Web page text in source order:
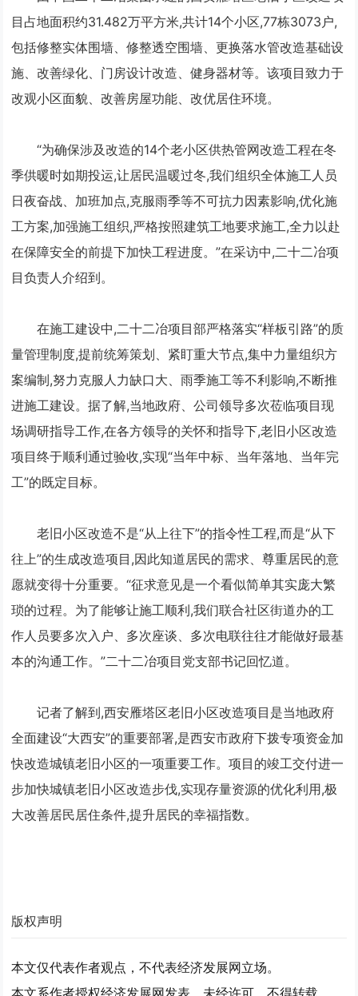
目占地面积约31.482万平方米,共计14个小区,77栋3073户,
包括修整实体围墙、修整透空围墙、更换落水管改造基础设
施、改善绿化、门房设计改造、健身器材等。该项目致力于
改观小区面貌、改善房屋功能、改优居住环境。
“为确保涉及改造的14个老小区供热管网改造工程在冬
季供暖时如期投运,让居民温暖过冬,我们组织全体施工人员
日夜奋战、加班加点,克服雨季等不可抗力因素影响,优化施
工方案,加强施工组织,严格按照建筑工地要求施工,全力以赴
在保障安全的前提下加快工程进度。”在采访中,二十二冶项
目负责人介绍到。
在施工建设中,二十二冶项目部严格落实“样板引路”的质
量管理制度,提前统筹策划、紧盯重大节点,集中力量组织方
案编制,努力克服人力缺口大、雨季施工等不利影响,不断推
进施工建设。据了解,当地政府、公司领导多次莅临项目现
场调研指导工作,在各方领导的关怀和指导下,老旧小区改造
项目终于顺利通过验收,实现“当年中标、当年落地、当年完
工”的既定目标。
老旧小区改造不是“从上往下”的指令性工程,而是“从下
往上”的生成改造项目,因此知道居民的需求、尊重居民的意
愿就变得十分重要。“征求意见是一个看似简单其实庞大繁
琐的过程。为了能够让施工顺利,我们联合社区街道办的工
作人员要多次入户、多次座谈、多次电联往往才能做好最基
本的沟通工作。”二十二冶项目党支部书记回忆道。
记者了解到,西安雁塔区老旧小区改造项目是当地政府
全面建设“大西安”的重要部署,是西安市政府下拨专项资金加
快改造城镇老旧小区的一项重要工作。项目的竣工交付进一
步加快城镇老旧小区改造步伐,实现存量资源的优化利用,极
大改善居民居住条件,提升居民的幸福指数。
版权声明
本文仅代表作者观点，不代表经济发展网立场。